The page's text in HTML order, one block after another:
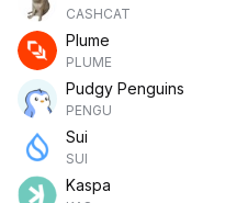
CASHCAT
Plume
PLUME
Pudgy Penguins
PENGU
Sui
SUI
Kaspa